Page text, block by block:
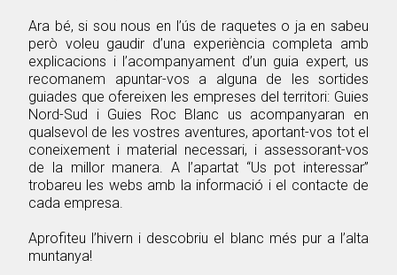
Ara bé, si sou nous en l’ús de raquetes o ja en sabeu
però voleu gaudir d’una experiència completa amb
explicacions i l’acompanyament d’un guia expert, us
recomanem apuntar-vos a alguna de les sortides
guiades que ofereixen les empreses del territori: Guies
Nord-Sud i Guies Roc Blanc us acompanyaran en
qualsevol de les vostres aventures, aportant-vos tot el
coneixement i material necessari, i assessorant-vos
de la millor manera. A l’apartat “Us pot interessar”
trobareu les webs amb la informació i el contacte de
cada empresa.
Aprofiteu l’hivern i descobriu el blanc més pur a l’alta
muntanya!